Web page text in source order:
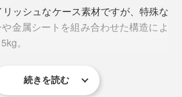
ット付き。
ーブルやカフェテーブルでのPC作
やすさも向上し、姿勢がしっかりと
の上でちょっとPC作業をしたい時
ッシュなケース素材ですが、特殊な
金属シートを組み合わせた構造によ
。
変わって、毎日の開閉時にかかる負荷
続きを読む